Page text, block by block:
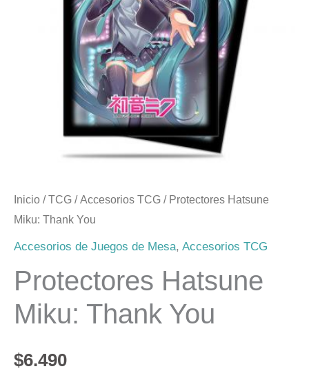
Inicio /TCG /Accesorios TCG / Protectores Hatsune
Miku: Thank You
Accesorios de Juegos de Mesa, Accesorios TCG
Protectores Hatsune
Miku: Thank You
$6.490